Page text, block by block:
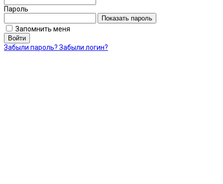
Пароль
Показать пароль
Запомнить меня
Войти
Забыли пароль? Забыли логин?